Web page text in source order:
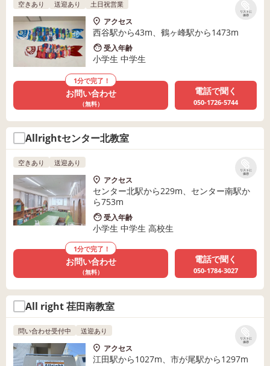
リストに
保存
空きあり 送迎あり 土日祝営業
アクセス
西谷駅から43m、鶴ヶ峰駅から1473m
受入年齢
小学生 中学生
1分で完了！
お問い合わせ
（無料）
電話で聞く
050-1726-5744
Allrightセンター北教室
リストに
保存
空きあり 送迎あり
アクセス
センター北駅から229m、センター南駅か
ら753m
受入年齢
小学生 中学生 高校生
1分で完了！
お問い合わせ
（無料）
電話で聞く
050-1784-3027
All right 荏田南教室
リストに
保存
問い合わせ受付中 送迎あり
アクセス
江田駅から1027m、市が尾駅から1297m